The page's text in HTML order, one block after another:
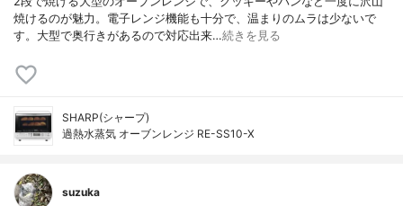
焼けるのが魅力。電子レンジ機能も十分で、温まりのムラは少ないで
す。大型で奥行きがあるので対応出来…続きを見る
SHARP(シャープ)
過熱水蒸気 オーブンレンジ RE-SS10-X
suzuka